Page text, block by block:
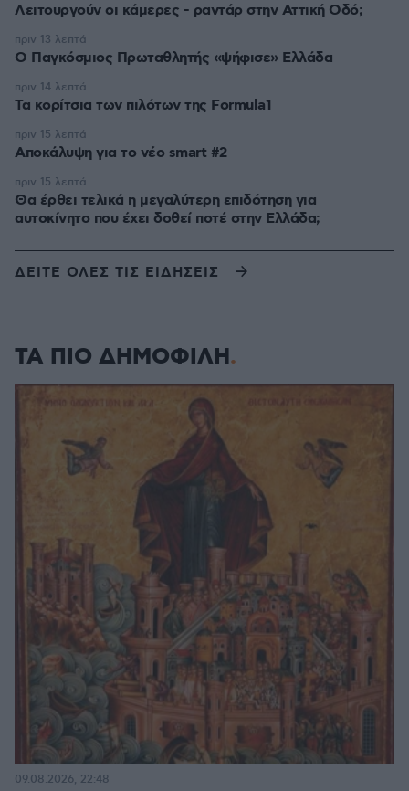
Λειτουργούν οι κάμερες - ραντάρ στην Αττική Οδό;
Ο Παγκόσμιος Πρωταθλητής «ψήφισε» Ελλάδα
πριν 13 λεπτά
Τα κορίτσια των πιλότων της Formula1
πριν 14 λεπτά
Αποκάλυψη για το νέο smart #2
πριν 15 λεπτά
Θα έρθει τελικά η μεγαλύτερη επιδότηση για
αυτοκίνητο που έχει δοθεί ποτέ στην Ελλάδα;
πριν 15 λεπτά
ΔΕΙΤΕ ΟΛΕΣ ΤΙΣ ΕΙΔΗΣΕΙΣ
ΤΑ ΠΙΟ ΔΗΜΟΦΙΛΗ
09.08.2026, 22:48